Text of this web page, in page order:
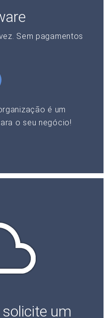
Sem pagamentos
é um
o seu negócio!
solicite um